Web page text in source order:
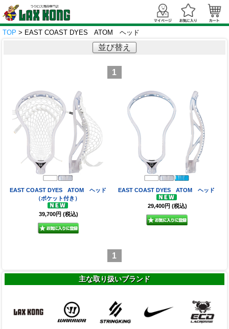
TOP > EAST COAST DYES ATOM ヘッド
並び替え
1
EAST COAST DYES ATOM ヘッド
（ポケット付き）
39,700円 (税込)
EAST COAST DYES ATOM ヘッド
29,400円 (税込)
1
主な取り扱いブランド